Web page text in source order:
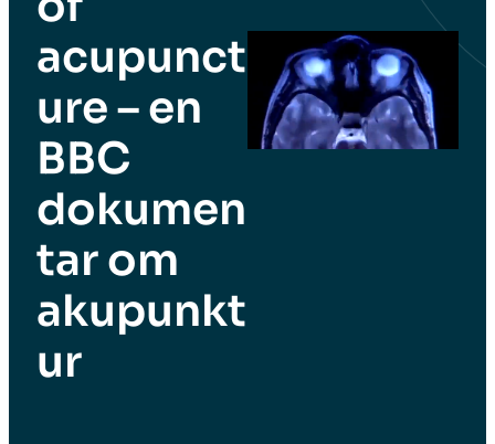
acupunct
ure – en
BBC
dokumen
tar om
akupunkt
ur